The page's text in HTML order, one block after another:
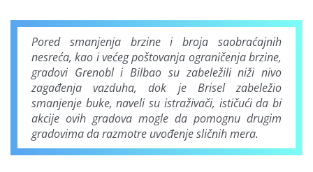
Pored smanjenja brzine i broja saobraćajnih
nesreća, kao i većeg poštovanja ograničenja brzine,
gradovi Grenobl i Bilbao su zabeležili niži nivo
zagađenja vazduha, dok je Brisel zabeležio
smanjenje buke, naveli su istraživači, ističući da bi
akcije ovih gradova mogle da pomognu drugim
gradovima da razmotre uvođenje sličnih mera.